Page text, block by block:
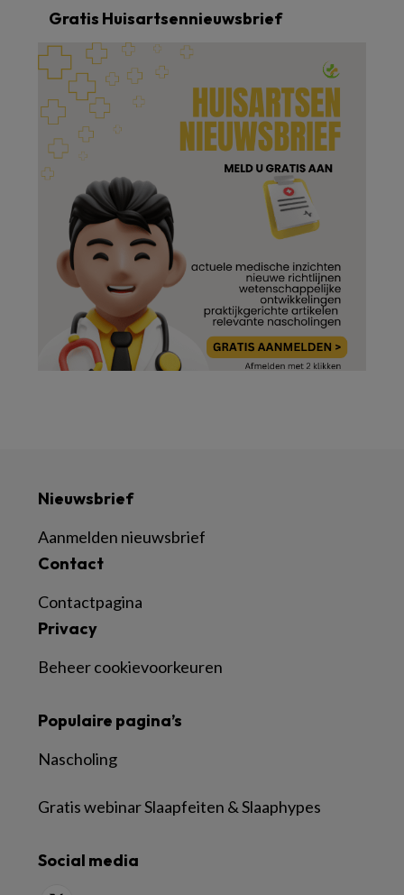
Gratis Huisartsennieuwsbrief
Nieuwsbrief
Aanmelden nieuwsbrief
Contact
Contactpagina
Privacy
Beheer cookievoorkeuren
Populaire pagina’s
Nascholing
Gratis webinar Slaapfeiten & Slaaphypes
Social media